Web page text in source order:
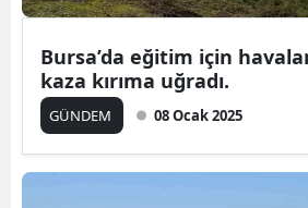
Bursa’da eğitim için
kaza kırıma uğradı.
GÜNDEM 08 Ocak 2025